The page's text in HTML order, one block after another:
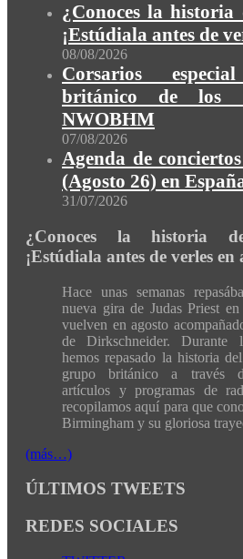
¿Conoces la historia
¡Estúdiala antes de
08/08/2026
Corsarios
británico de los
NWOBHM
07/08/2026
Agenda de
(Agosto 26) en
31/07/2026
¿Conoces la historia
¡Estúdiala antes de verles en
Hace unas semanas
nueva gira de Judas Priest
vuelven en agosto
de Dirkschneider. Durante
hemos repasado la historia
grupo británico a través
artículos y programas de
recopilamos aquí para que
Birmingham y su gloriosa
(más…)
ÚLTIMOS TWEETS
REDES SOCIALES